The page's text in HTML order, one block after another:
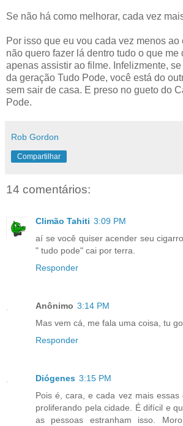
Se não há como melhorar, cada vez
Por isso que eu vou cada vez menos ao
não quero fazer lá dentro tudo o que me
apenas assistir ao filme. Infelizmente,
da geração Tudo Pode, você está do
sem sair de casa. E preso no gueto do
Pode.
Rob Gordon
Compartilhar
14 comentários:
Climão Tahiti 3:09 PM
aí se você quiser acender seu
" tudo pode" cai por terra.
Responder
Anônimo 3:14 PM
Mas vem cá, me fala uma coisa, tu
Responder
Diógenes 3:15 PM
Pois é, cara, e cada vez mais essas
proliferando pela cidade. É difícil e
as pessoas estranham isso.